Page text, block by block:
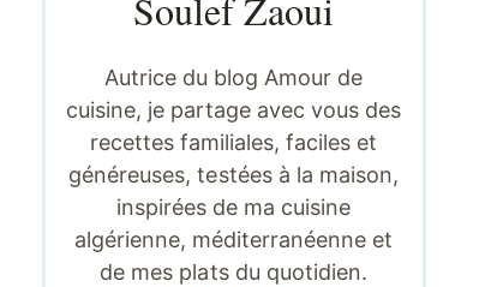
Autrice du blog Amour de
cuisine, je partage avec vous des
recettes familiales, faciles et
généreuses, testées à la maison,
inspirées de ma cuisine
algérienne, méditerranéenne et
de mes plats du quotidien.